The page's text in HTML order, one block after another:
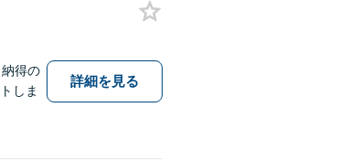
得の
しま
詳細を見る